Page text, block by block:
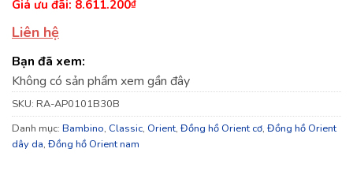
gốc
là:
9.360.000₫.
8.611.200₫
hiện
tại
8.611.200₫.
Liên hệ
Bạn đã xem:
Không có sản phẩm xem gần đây
SKU: RA-AP0101B30B
Danh mục: Bambino, Classic, Orient, Đồng hồ Orient cơ, Đồng hồ Orient
dây da, Đồng hồ Orient nam